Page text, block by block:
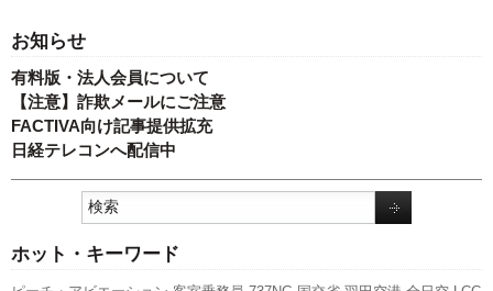
お知らせ
有料版・法人会員について
【注意】詐欺メールにご注意
FACTIVA向け記事提供拡充
日経テレコンへ配信中
ホット・キーワード